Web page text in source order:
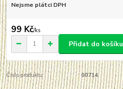
Nejsme plátci DPH
99 Kč/ks
Přidat do košíku
Číslo produktu: 00714